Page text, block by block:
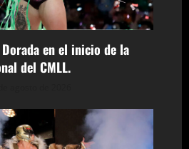
en el inicio de la
del CMLL.